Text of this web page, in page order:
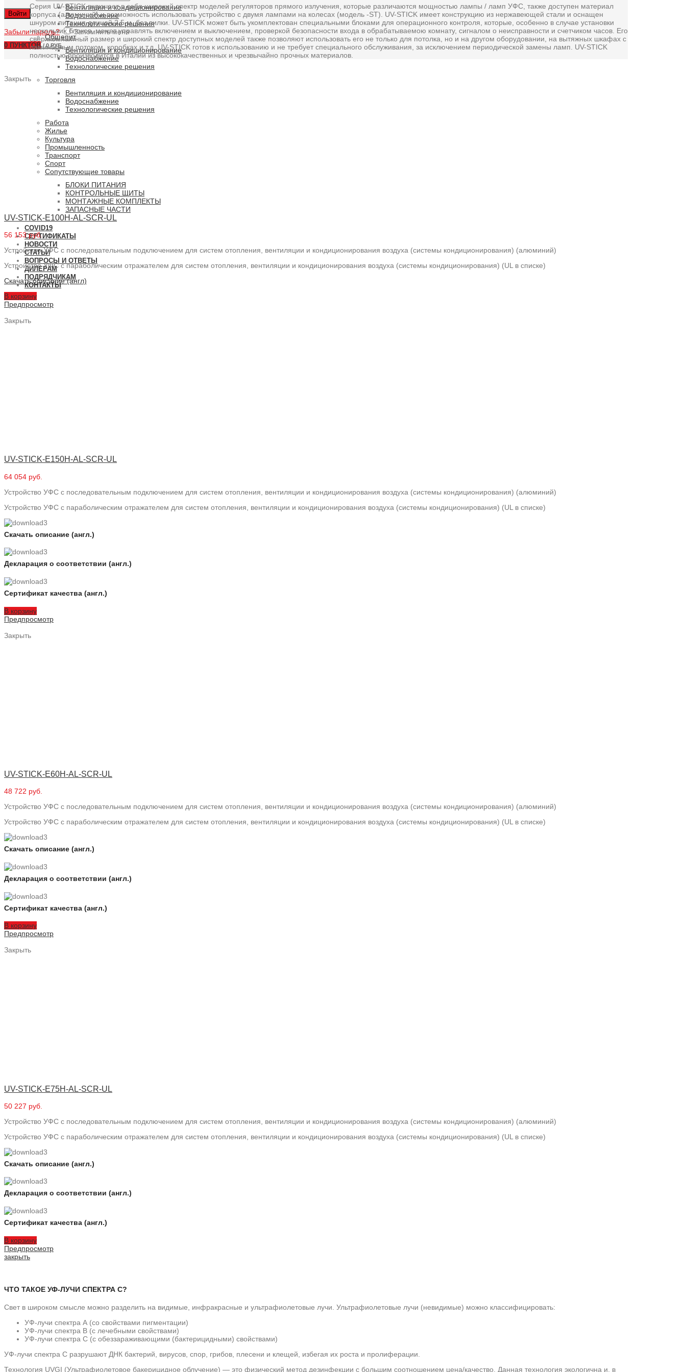
Войти
Забыли пароль? Запомнить меня
0 ПУНКТОВ / 0 РУБ.
Вентиляция и кондиционирование
Водоснабжение
Технологические решения
Общепит
Вентиляция и кондиционирование
Водоснабжение
Технологические решения
Торговля
Вентиляция и кондиционирование
Водоснабжение
Технологические решения
Работа
Жилье
Культура
Промышленность
Транспорт
Спорт
Сопутствующие товары
БЛОКИ ПИТАНИЯ
КОНТРОЛЬНЫЕ ЩИТЫ
МОНТАЖНЫЕ КОМПЛЕКТЫ
ЗАПАСНЫЕ ЧАСТИ
COVID19
СЕРТИФИКАТЫ
НОВОСТИ
СТАТЬИ
ВОПРОСЫ И ОТВЕТЫ
ДИЛЕРАМ
ПОДРЯДЧИКАМ
КОНТАКТЫ
Серия UV-STICK включает в себя широкий спектр моделей регуляторов прямого излучения, которые различаются мощностью лампы / ламп УФС, также доступен материал
корпуса (алюминий) и возможность использовать устройство с двумя лампами на колесах (модель -ST). UV-STICK имеет конструкцию из нержавеющей стали и оснащен
шнуром питания длиной 2,5 м, без вилки. UV-STICK может быть укомплектован специальными блоками для операционного контроля, которые, особенно в случае установки
нескольких блоков, может управлять включением и выключением, проверкой безопасности входа в обрабатываемою комнату, сигналом о неисправности и счетчиком часов. Его
сверхкомпактный размер и широкий спектр доступных моделей также позволяют использовать его не только для потолка, но и на другом оборудовании, на вытяжных шкафах с
ламинарным потоком, коробках и т.д. UV-STICK готов к использованию и не требует специального обслуживания, за исключением периодической замены ламп. UV-STICK
полностью производится в Италии из высококачественных и чрезвычайно прочных материалов.
Закрыть
UV-STICK-E100H-AL-SCR-UL
56 153 руб.
Устройство УФС с последовательным подключением для систем отопления, вентиляции и кондиционирования воздуха (системы кондиционирования) (алюминий)
Устройство УФС с параболическим отражателем для систем отопления, вентиляции и кондиционирования воздуха (системы кондиционирования) (UL в списке)
Скачать описание (англ)
В корзину
Предпросмотр
Закрыть
UV-STICK-E150H-AL-SCR-UL
64 054 руб.
Устройство УФС с последовательным подключением для систем отопления, вентиляции и кондиционирования воздуха (системы кондиционирования) (алюминий)
Устройство УФС с параболическим отражателем для систем отопления, вентиляции и кондиционирования воздуха (системы кондиционирования) (UL в списке)
Скачать описание (англ.)
Декларация о соответствии (англ.)
Сертификат качества (англ.)
В корзину
Предпросмотр
Закрыть
UV-STICK-E60H-AL-SCR-UL
48 722 руб.
Устройство УФС с последовательным подключением для систем отопления, вентиляции и кондиционирования воздуха (системы кондиционирования) (алюминий)
Устройство УФС с параболическим отражателем для систем отопления, вентиляции и кондиционирования воздуха (системы кондиционирования) (UL в списке)
Скачать описание (англ.)
Декларация о соответствии (англ.)
Сертификат качества (англ.)
В корзину
Предпросмотр
Закрыть
UV-STICK-E75H-AL-SCR-UL
50 227 руб.
Устройство УФС с последовательным подключением для систем отопления, вентиляции и кондиционирования воздуха (системы кондиционирования) (алюминий)
Устройство УФС с параболическим отражателем для систем отопления, вентиляции и кондиционирования воздуха (системы кондиционирования) (UL в списке)
Скачать описание (англ.)
Декларация о соответствии (англ.)
Сертификат качества (англ.)
В корзину
Предпросмотр
закрыть
ЧТО ТАКОЕ УФ-ЛУЧИ СПЕКТРА С?
Свет в широком смысле можно разделить на видимые, инфракрасные и ультрафиолетовые лучи. Ультрафиолетовые лучи (невидимые) можно классифицировать:
УФ-лучи спектра А (со свойствами пигментации)
УФ-лучи спектра В (с лечебными свойствами)
УФ-лучи спектра С (с обеззараживающими (бактерицидными) свойствами)
УФ-лучи спектра С разрушают ДНК бактерий, вирусов, спор, грибов, плесени и клещей, избегая их роста и пролиферации.
Технология UVGI (Ультрафиолетовое бакерицидное облучение) — это физический метод дезинфекции с большим соотношением цена/качество. Данная технология экологична и, в